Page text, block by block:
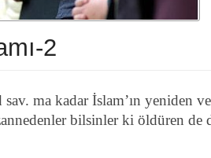
2
ma kadar İslam’ın yeniden
bilsinler ki öldüren